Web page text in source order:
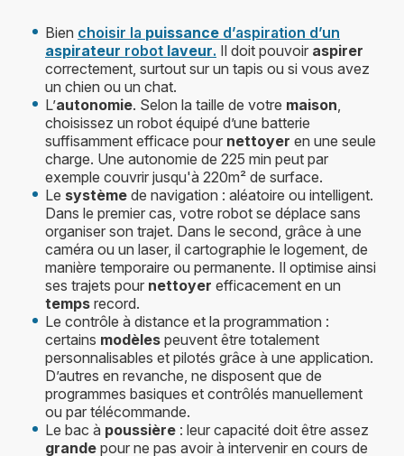
Bien choisir la puissance d’aspiration d’un
aspirateur robot laveur. Il doit pouvoir aspirer
correctement, surtout sur un tapis ou si vous avez
un chien ou un chat.
L’autonomie. Selon la taille de votre maison,
choisissez un robot équipé d’une batterie
suffisamment efficace pour nettoyer en une seule
charge. Une autonomie de 225 min peut par
exemple couvrir jusqu'à 220m² de surface.
Le système de navigation : aléatoire ou intelligent.
Dans le premier cas, votre robot se déplace sans
organiser son trajet. Dans le second, grâce à une
caméra ou un laser, il cartographie le logement, de
manière temporaire ou permanente. Il optimise ainsi
ses trajets pour nettoyer efficacement en un
temps record.
Le contrôle à distance et la programmation :
certains modèles peuvent être totalement
personnalisables et pilotés grâce à une application.
D’autres en revanche, ne disposent que de
programmes basiques et contrôlés manuellement
ou par télécommande.
Le bac à poussière : leur capacité doit être assez
grande pour ne pas avoir à intervenir en cours de